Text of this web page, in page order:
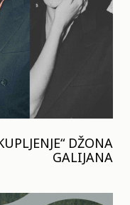
DŽONA
GALIJANA